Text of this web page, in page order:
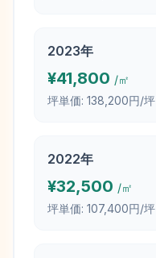
2023年
¥41,800 /㎡
坪単価: 138,200円/坪
2022年
¥32,500 /㎡
坪単価: 107,400円/坪